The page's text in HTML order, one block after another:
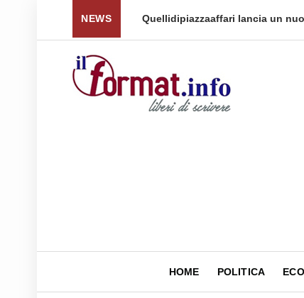
NEWS
per tornare a ... Quellidipiazzaaffari lancia un
HOME POLITICA